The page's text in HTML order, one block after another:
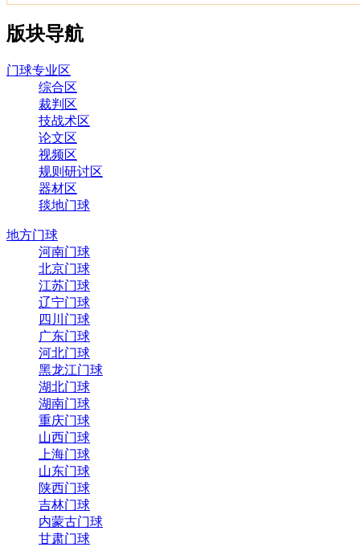
版块导航
门球专业区
综合区
裁判区
技战术区
论文区
视频区
规则研讨区
器材区
毯地门球
地方门球
河南门球
北京门球
江苏门球
辽宁门球
四川门球
广东门球
河北门球
黑龙江门球
湖北门球
湖南门球
重庆门球
山西门球
上海门球
山东门球
陕西门球
吉林门球
内蒙古门球
甘肃门球